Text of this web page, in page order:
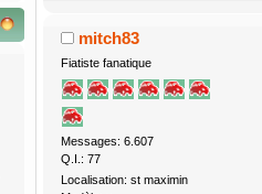
mitch83
Fiatiste fanatique
Messages: 6.607
Q.I.: 77
Localisation: st maximin